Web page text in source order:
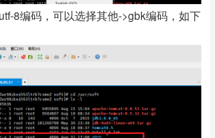
8编码，可以选择其他->gbk编码，如下